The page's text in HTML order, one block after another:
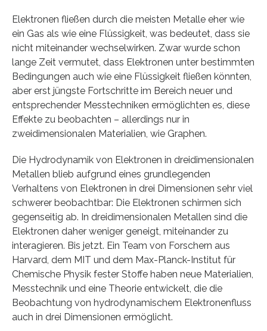
Elektronen fließen durch die meisten Metalle eher wie
ein Gas als wie eine Flüssigkeit, was bedeutet, dass sie
nicht miteinander wechselwirken. Zwar wurde schon
lange Zeit vermutet, dass Elektronen unter bestimmten
Bedingungen auch wie eine Flüssigkeit fließen könnten,
aber erst jüngste Fortschritte im Bereich neuer und
entsprechender Messtechniken ermöglichten es, diese
Effekte zu beobachten – allerdings nur in
zweidimensionalen Materialien, wie Graphen.
Die Hydrodynamik von Elektronen in dreidimensionalen
Metallen blieb aufgrund eines grundlegenden
Verhaltens von Elektronen in drei Dimensionen sehr viel
schwerer beobachtbar: Die Elektronen schirmen sich
gegenseitig ab. In dreidimensionalen Metallen sind die
Elektronen daher weniger geneigt, miteinander zu
interagieren. Bis jetzt. Ein Team von Forschern aus
Harvard, dem MIT und dem Max-Planck-Institut für
Chemische Physik fester Stoffe haben neue Materialien,
Messtechnik und eine Theorie entwickelt, die die
Beobachtung von hydrodynamischem Elektronenfluss
auch in drei Dimensionen ermöglicht.